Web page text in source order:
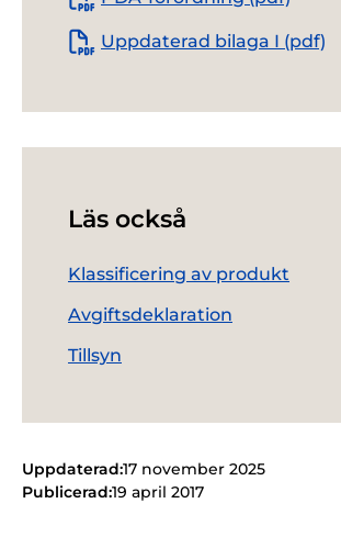
Uppdaterad bilaga I (pdf)
Läs också
Klassificering av produkt
Avgiftsdeklaration
Tillsyn
Uppdaterad:17 november 2025
Publicerad:19 april 2017